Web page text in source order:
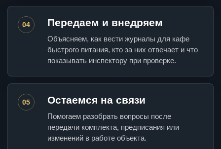
04 Передаем и внедряем
Объясняем, как вести журналы для кафе
быстрого питания, кто за них отвечает и что
показывать инспектору при проверке.
05 Остаемся на связи
Помогаем разобрать вопросы после
передачи комплекта, предписания или
изменений в работе объекта.